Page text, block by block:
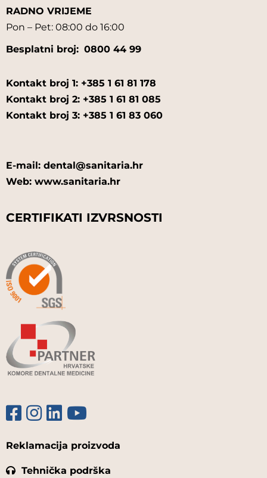
RADNO VRIJEME
Pon – Pet: 08:00 do 16:00
Besplatni broj: 0800 44 99
Kontakt broj 1: +385 1 61 81 178
Kontakt broj 2: +385 1 61 81 085
Kontakt broj 3: +385 1 61 83 060
E-mail: dental@sanitaria.hr
Web: www.sanitaria.hr
CERTIFIKATI IZVRSNOSTI
Reklamacija proizvoda
Tehnička podrška